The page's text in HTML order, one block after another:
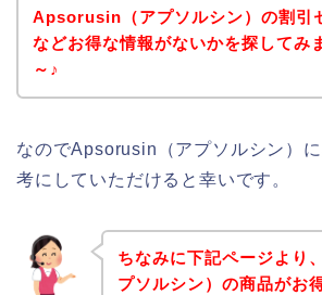
Apsorusin（アプソルシン）の割引
などお得な情報がないかを探してみ
～♪
なのでApsorusin（アプソルシン）
考にしていただけると幸いです。
ちなみに下記ページより
プソルシン）の商品がお